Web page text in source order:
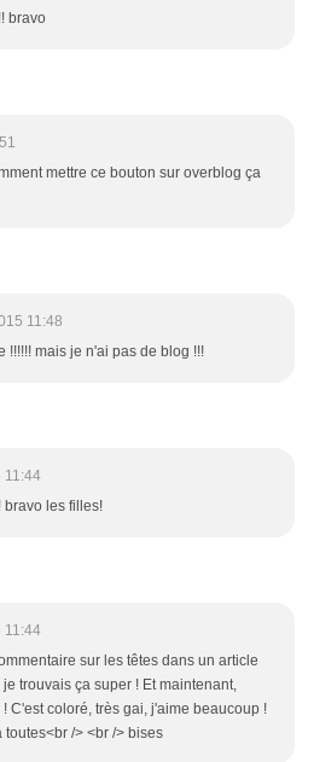
bravo
mettre ce bouton sur overblog ça
11:48
!!!!!! mais je n'ai pas de blog !!!
11:44
bravo les filles!
11:44
sur les têtes dans un article
trouvais ça super ! Et maintenant,
C'est coloré, très gai, j'aime beaucoup !
toutes<br /> <br /> bises